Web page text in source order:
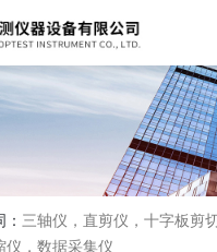
三轴仪，直剪仪，十字板剪
仪，数据采集仪